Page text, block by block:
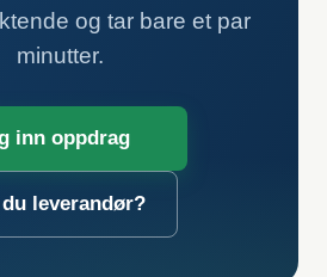
og tar bare et par
minutter.
inn oppdrag
leverandør?